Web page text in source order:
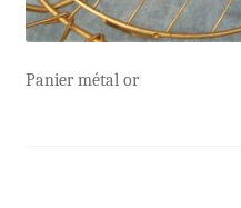
Panier métal or